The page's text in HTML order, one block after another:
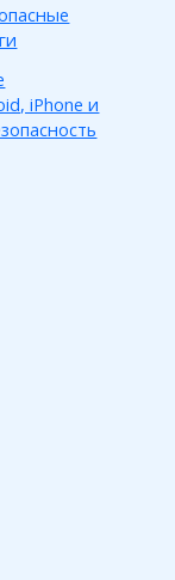
iPhone и